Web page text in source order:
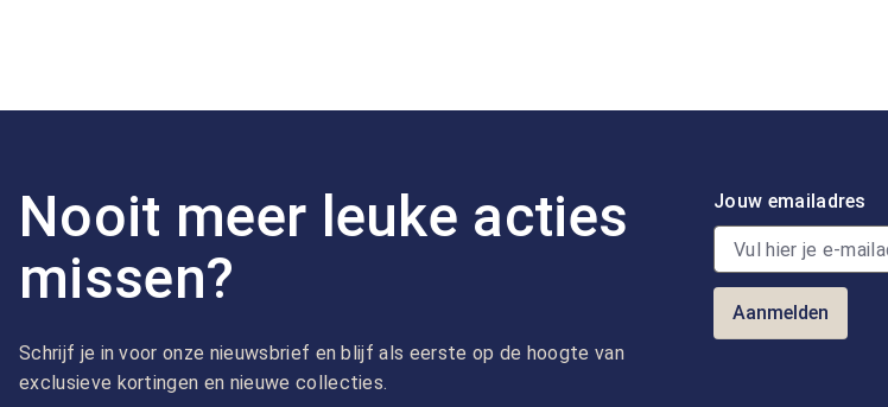
Nooit meer leuke acties
missen?
Schrijf je in voor onze nieuwsbrief en blijf als eerste op de hoogte van
exclusieve kortingen en nieuwe collecties.
Jouw emailadres
Aanmelden